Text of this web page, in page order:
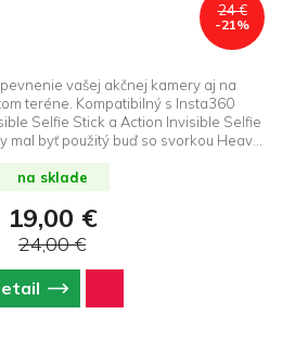
24 €
-21%
vašej akčnej kamery aj na
teréne. Kompatibilný s Insta360
Selfie Stick a Action Invisible Selfie
mal byť použitý buď so svorkou Heavy
na sklade
19,00 €
24,00 €